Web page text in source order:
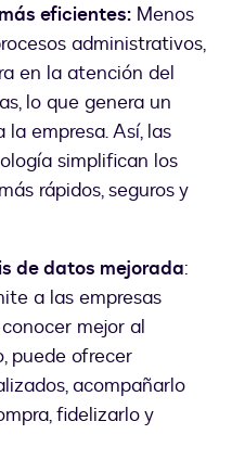
eficientes: Menos
administrativos,
en la atención del
lo que genera un
empresa. Así, las
simplifican los
rápidos, seguros y
de datos mejorada:
a las empresas
mejor al
puede ofrecer
acompañarlo
fidelizarlo y